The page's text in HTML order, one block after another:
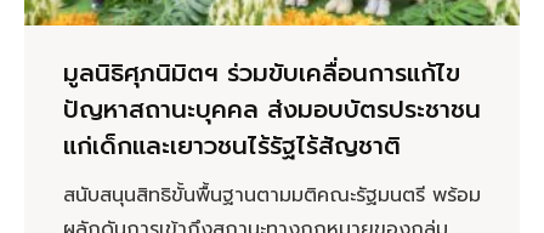
มูลนิธิศุภนิมิตฯ ร่วมขับเคลื่อนการแก้ไข
ปัญหาสถานะบุคคล ส่งมอบบัตรประชาชน
แก่เด็กและเยาวชนไร้รัฐไร้สัญชาติ
สนับสนุนสิทธิขั้นพื้นฐานตามมติคณะรัฐมนตรี พร้อม